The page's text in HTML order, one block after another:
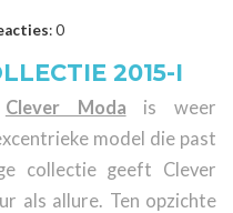
: 0
2015-I
Clever Moda is weer
model die past
collectie geeft Clever
als allure. Ten opzichte